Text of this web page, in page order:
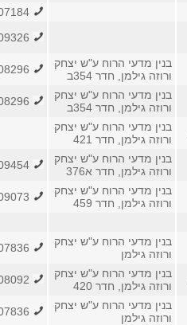
בנין מדעי הרוח ע"ש יצחק
ורוזה גילמן, חדר 354ב
בנין מדעי הרוח ע"ש יצחק
ורוזה גילמן, חדר 354ב
בנין מדעי הרוח ע"ש יצחק
ורוזה גילמן, חדר 421
בנין מדעי הרוח ע"ש יצחק
ורוזה גילמן, חדר א376
בנין מדעי הרוח ע"ש יצחק
ורוזה גילמן, חדר 459
בנין מדעי הרוח ע"ש יצחק
ורוזה גילמן
בנין מדעי הרוח ע"ש יצחק
ורוזה גילמן, חדר 420
בנין מדעי הרוח ע"ש יצחק
ורוזה גילמן